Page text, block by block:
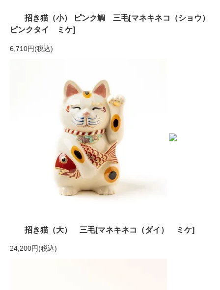
招き猫（小） ピンク鯛 三毛[マネキネコ（ショウ）
ピンクタイ ミケ]
6,710円(税込)
招き猫（大） 三毛[マネキネコ（ダイ） ミケ]
24,200円(税込)